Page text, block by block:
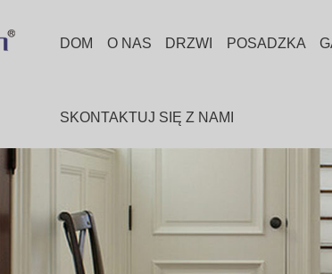
DOM O NAS DRZWI POSADZKA
SKONTAKTUJ SIĘ Z NAMI